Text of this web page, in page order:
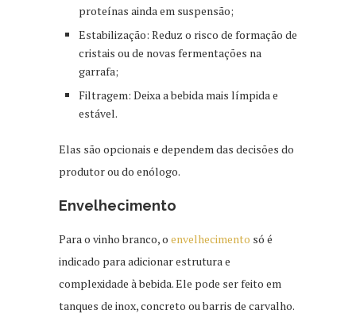
proteínas ainda em suspensão;
Estabilização: Reduz o risco de formação de
cristais ou de novas fermentações na
garrafa;
Filtragem: Deixa a bebida mais límpida e
estável.
Elas são opcionais e dependem das decisões do
produtor ou do enólogo.
Envelhecimento
Para o vinho branco, o envelhecimento só é
indicado para adicionar estrutura e
complexidade à bebida. Ele pode ser feito em
tanques de inox, concreto ou barris de carvalho.